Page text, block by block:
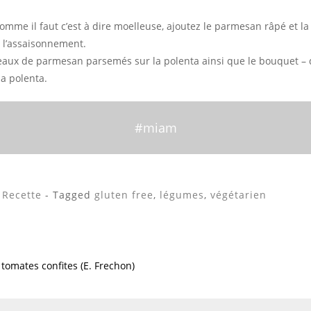
il faut c’est à dire moelleuse, ajoutez le parmesan râpé et
de parmesan parsemés sur la polenta ainsi que le bouquet –
polenta.
#miam
Recette - Tagged gluten free, légumes, végétarien
confites (E. Frechon)